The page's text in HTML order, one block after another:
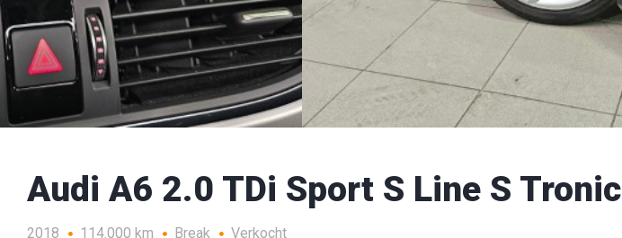
Audi A6 2.0 TDi Sport S Line S Tronic
2018 114.000 km Break Verkocht